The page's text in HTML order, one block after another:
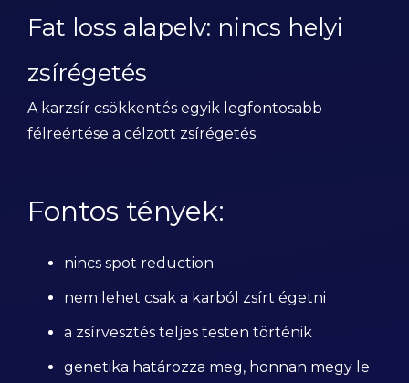
Fat loss alapelv: nincs helyi
zsírégetés
A karzsír csökkentés egyik legfontosabb
félreértése a célzott zsírégetés.
Fontos tények:
nincs spot reduction
nem lehet csak a karból zsírt égetni
a zsírvesztés teljes testen történik
genetika határozza meg, honnan megy le